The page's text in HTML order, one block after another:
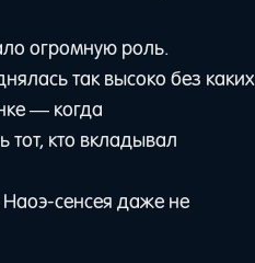
огромную роль.
так высоко без каких
— когда
тот, кто вкладывал
сенсея даже не